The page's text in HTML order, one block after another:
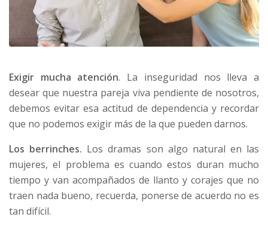
Exigir mucha atención. La inseguridad nos lleva a
desear que nuestra pareja viva pendiente de nosotros,
debemos evitar esa actitud de dependencia y recordar
que no podemos exigir más de la que pueden darnos.
Los berrinches. Los dramas son algo natural en las
mujeres, el problema es cuando estos duran mucho
tiempo y van acompañados de llanto y corajes que no
traen nada bueno, recuerda, ponerse de acuerdo no es
tan difícil.